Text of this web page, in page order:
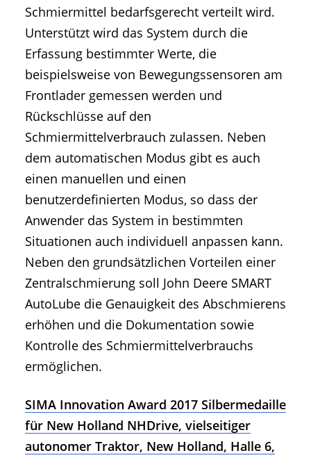
Schmiermittel bedarfsgerecht verteilt wird.
Unterstützt wird das System durch die
Erfassung bestimmter Werte, die
beispielsweise von Bewegungssensoren am
Frontlader gemessen werden und
Rückschlüsse auf den
Schmiermittelverbrauch zulassen. Neben
dem automatischen Modus gibt es auch
einen manuellen und einen
benutzerdefinierten Modus, so dass der
Anwender das System in bestimmten
Situationen auch individuell anpassen kann.
Neben den grundsätzlichen Vorteilen einer
Zentralschmierung soll John Deere SMART
AutoLube die Genauigkeit des Abschmierens
erhöhen und die Dokumentation sowie
Kontrolle des Schmiermittelverbrauchs
ermöglichen.
SIMA Innovation Award 2017 Silbermedaille
für New Holland NHDrive, vielseitiger
autonomer Traktor, New Holland, Halle 6,